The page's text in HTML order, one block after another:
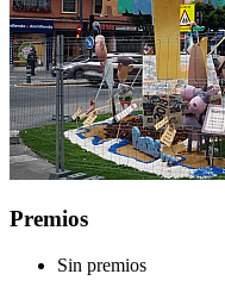
Premios
Sin premios